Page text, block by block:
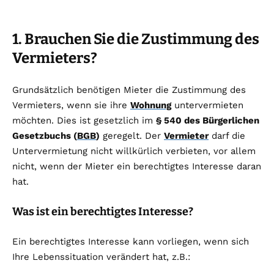
1. Brauchen Sie die Zustimmung des
Vermieters?
Grundsätzlich benötigen Mieter die Zustimmung des
Vermieters, wenn sie ihre Wohnunguntervermieten
möchten. Dies ist gesetzlich im § 540 des Bürgerlichen
Gesetzbuchs (BGB) geregelt. Der Vermieterdarf die
Untervermietung nicht willkürlich verbieten, vor allem
nicht, wenn der Mieter ein berechtigtes Interesse daran
hat.
Was ist ein berechtigtes Interesse?
Ein berechtigtes Interesse kann vorliegen, wenn sich
Ihre Lebenssituation verändert hat, z.B.: